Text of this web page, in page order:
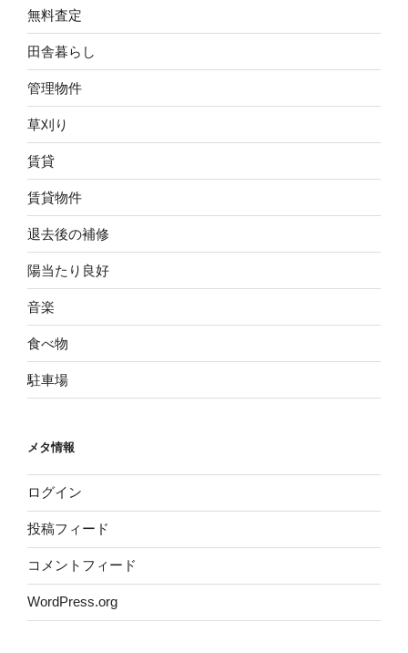
無料査定
田舎暮らし
管理物件
草刈り
賃貸
賃貸物件
退去後の補修
陽当たり良好
音楽
食べ物
駐車場
メタ情報
ログイン
投稿フィード
コメントフィード
WordPress.org